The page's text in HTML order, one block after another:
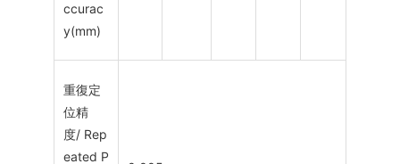
ccurac
y(mm)
重復定
位精
度/ Rep
eated P